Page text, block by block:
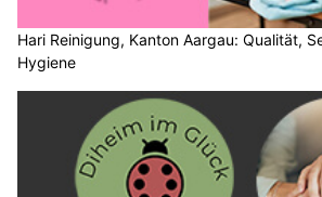
Hari Reinigung, Kanton Aargau: Qualität,
Hygiene